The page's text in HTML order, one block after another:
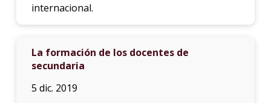
internacional.
La formación de los docentes de
secundaria
5 dic. 2019